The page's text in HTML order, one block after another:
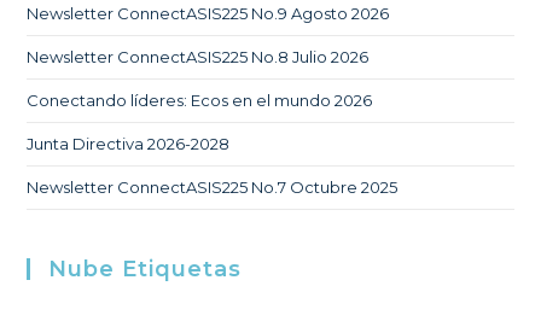
Newsletter ConnectASIS225 No.9 Agosto 2026
Newsletter ConnectASIS225 No.8 Julio 2026
Conectando líderes: Ecos en el mundo 2026
Junta Directiva 2026-2028
Newsletter ConnectASIS225 No.7 Octubre 2025
Nube Etiquetas